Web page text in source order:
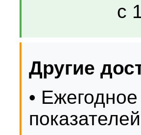
с
Другие
•
показателей